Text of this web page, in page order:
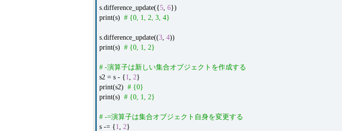
s.difference_update({5, 6})
print(s) # {0, 1, 2, 3, 4}
s.difference_update((3, 4))
print(s) # {0, 1, 2}
# -演算子は新しい集合オブジェクトを作成する
s2 = s - {1, 2}
print(s2) # {0}
print(s) # {0, 1, 2}
# -=演算子は集合オブジェクト自身を変更する
s -= {1, 2}